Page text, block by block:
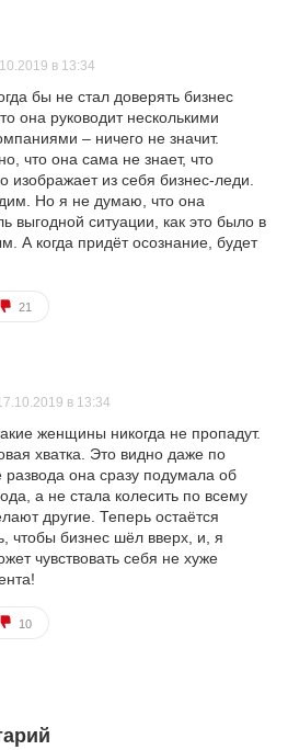
в 13:34
бы не стал доверять бизнес
она руководит несколькими
– ничего не значит.
что она сама не знает, что
изображает из себя бизнес-леди.
Но я не думаю, что она
выгодной ситуации, как это было в
А когда придёт осознание, будет
21
в 13:34
женщины никогда не пропадут.
хватка. Это видно даже по
развода она сразу подумала об
а не стала колесить по всему
другие. Теперь остаётся
чтобы бизнес шёл вверх, и, я
чувствовать себя не хуже
10